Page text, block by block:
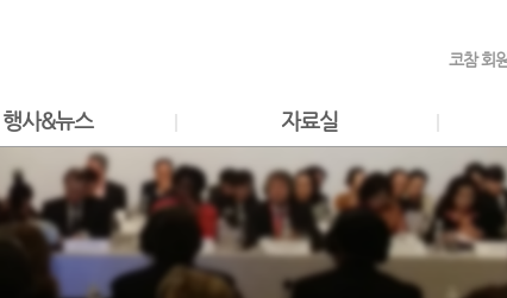
코참 회
행사&뉴스 자료실